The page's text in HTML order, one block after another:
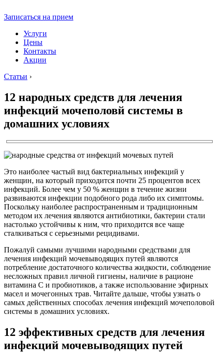
Записаться на прием
Услуги
Цены
Контакты
Акции
Статьи ›
12 народных средств для лечения
инфекций мочеполовй системы в
домашних условиях
Это наиболее частый вид бактериальных инфекций у
женщин, на который приходится почти 25 процентов всех
инфекций. Более чем у 50 % женщин в течение жизни
развиваются инфекции подобного рода либо их симптомы.
Поскольку наиболее распространенным и традиционным
методом их лечения являются антибиотики, бактерии стали
настолько устойчивы к ним, что приходится все чаще
сталкиваться с серьезными рецидивами.
Пожалуй самыми лучшими народными средствами для
лечения инфекций мочевыводящих путей являются
потребление достаточного количества жидкости, соблюдение
несложных правил личной гигиены, наличие в рационе
витамина С и пробиотиков, а также использование эфирных
масел и мочегонных трав. Читайте дальше, чтобы узнать о
самых действенных способах лечения инфекций мочеполовой
системы в домашних условиях.
12 эффективных средств для лечения
инфекций мочевыводящих путей